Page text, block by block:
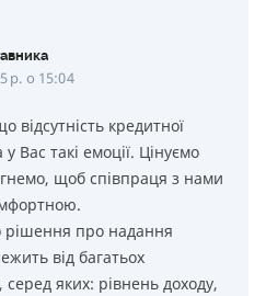
р. о 15:04
кредитної
Вас такі емоції. Цінуємо
щоб співпраця з нами
про надання
від багатьох
серед яких: рівнень доходу,